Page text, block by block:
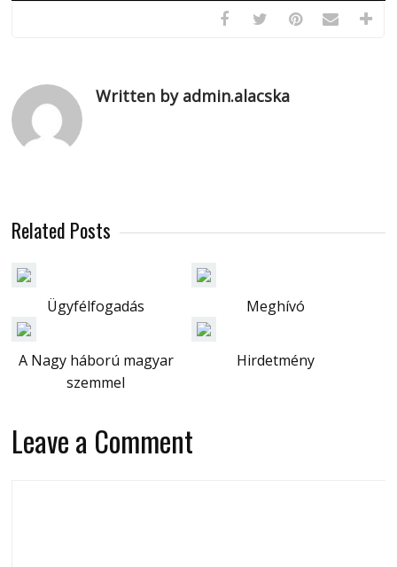
Written by admin.alacska
Related Posts
Ügyfélfogadás Meghívó
A Nagy háború magyar
szemmel
Hirdetmény
Leave a Comment